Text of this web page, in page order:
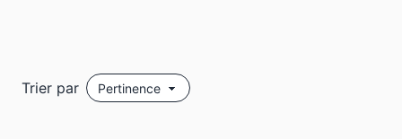
Trier par